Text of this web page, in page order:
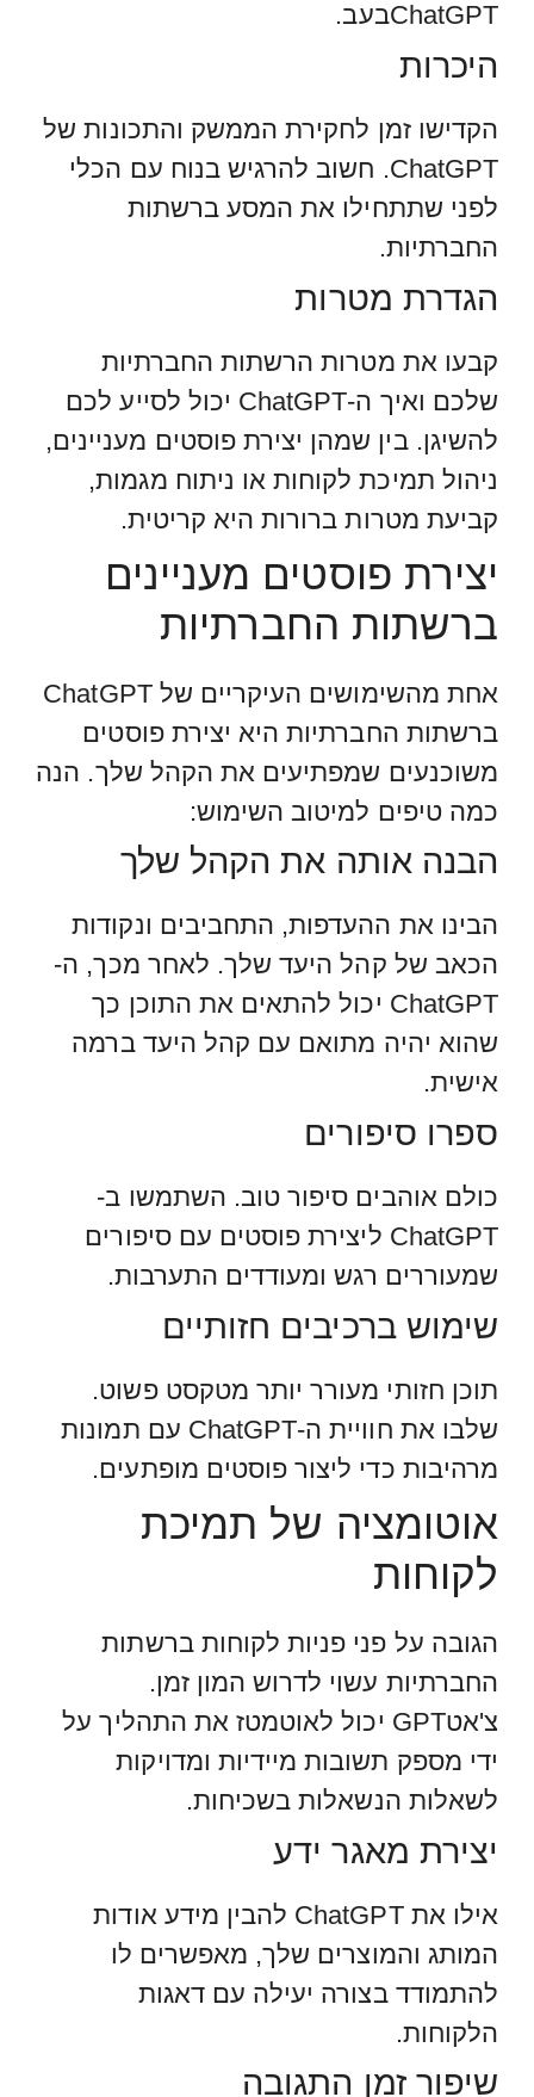
ChatGPTבעב.
היכרות
הקדישו זמן לחקירת הממשק והתכונות של
ChatGPT. חשוב להרגיש בנוח עם הכלי
לפני שתתחילו את המסע ברשתות
החברתיות.
הגדרת מטרות
קבעו את מטרות הרשתות החברתיות
שלכם ואיך ה-ChatGPT יכול לסייע לכם
להשיגן. בין שמהן יצירת פוסטים מעניינים,
ניהול תמיכת לקוחות או ניתוח מגמות,
קביעת מטרות ברורות היא קריטית.
יצירת פוסטים מעניינים
ברשתות החברתיות
אחת מהשימושים העיקריים של ChatGPT
ברשתות החברתיות היא יצירת פוסטים
משוכנעים שמפתיעים את הקהל שלך. הנה
כמה טיפים למיטוב השימוש:
הבנה אותה את הקהל שלך
הבינו את ההעדפות, התחביבים ונקודות
הכאב של קהל היעד שלך. לאחר מכך, ה-
ChatGPT יכול להתאים את התוכן כך
שהוא יהיה מתואם עם קהל היעד ברמה
אישית.
ספרו סיפורים
כולם אוהבים סיפור טוב. השתמשו ב-
ChatGPT ליצירת פוסטים עם סיפורים
שמעוררים רגש ומעודדים התערבות.
שימוש ברכיבים חזותיים
תוכן חזותי מעורר יותר מטקסט פשוט.
שלבו את חוויית ה-ChatGPT עם תמונות
מרהיבות כדי ליצור פוסטים מופתעים.
אוטומציה של תמיכת
לקוחות
הגובה על פני פניות לקוחות ברשתות
החברתיות עשוי לדרוש המון זמן.
צ'אטGPT יכול לאוטמטז את התהליך על
ידי מספק תשובות מיידיות ומדויקות
לשאלות הנשאלות בשכיחות.
יצירת מאגר ידע
אילו את ChatGPT להבין מידע אודות
המותג והמוצרים שלך, מאפשרים לו
להתמודד בצורה יעילה עם דאגות
הלקוחות.
שיפור זמן התגובה